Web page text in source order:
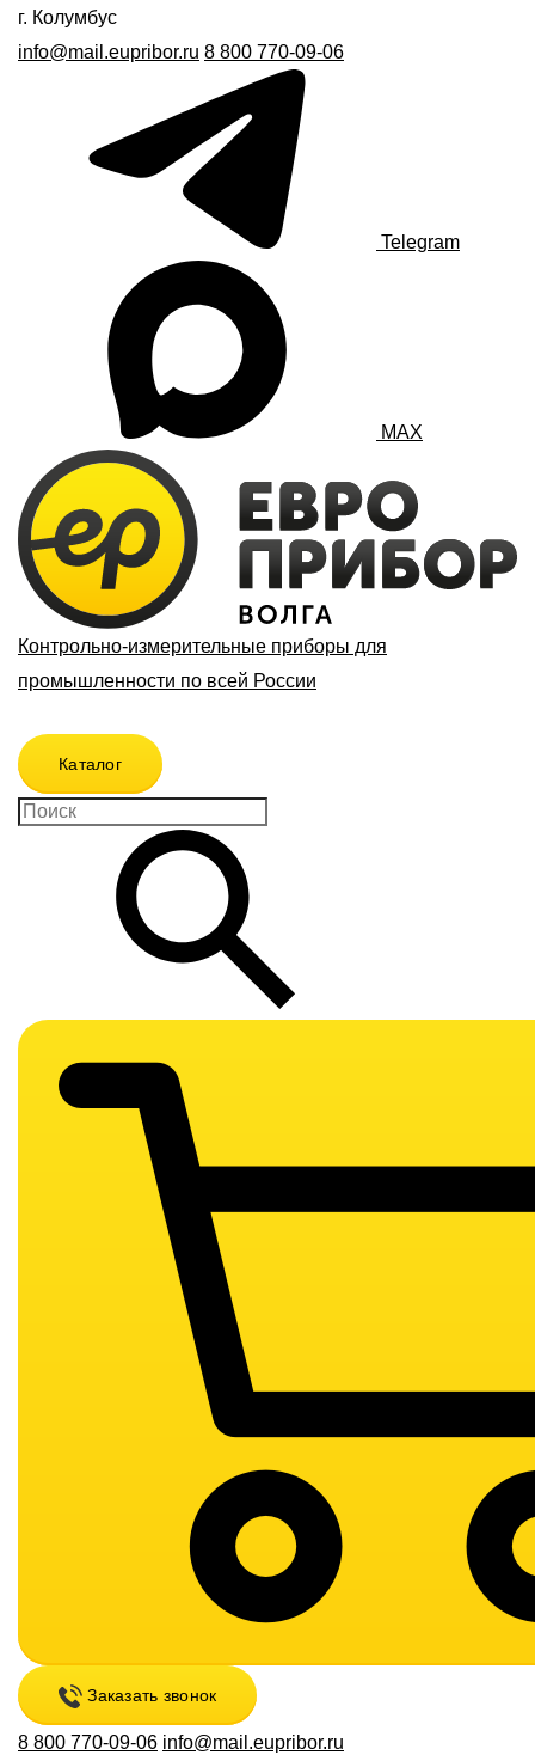
г. Колумбус
info@mail.eupribor.ru 8 800 770-09-06
Telegram
MAX
Контрольно-измерительные приборы для
промышленности по всей России
Каталог
Заказать звонок
8 800 770-09-06 info@mail.eupribor.ru